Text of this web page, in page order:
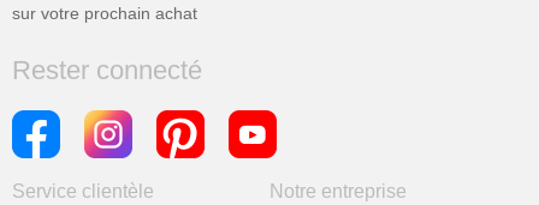
sur votre prochain achat
Rester connecté
Service clientèle
Notre entreprise